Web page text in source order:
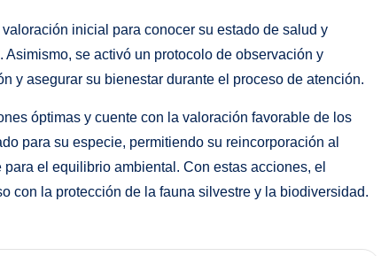
inicial para conocer su estado de salud y
se activó un protocolo de observación y
y asegurar su bienestar durante el proceso de atención.
óptimas y cuente con la valoración favorable de los
para su especie, permitiendo su reincorporación al
el equilibrio ambiental. Con estas acciones, el
con la protección de la fauna silvestre y la biodiversidad.